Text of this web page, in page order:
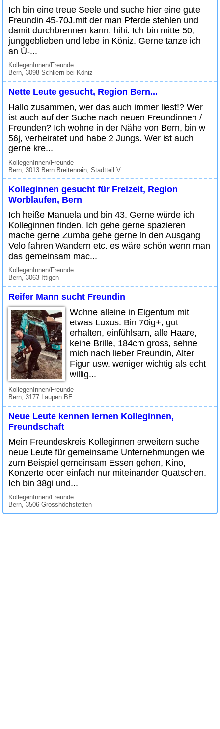
Ich bin eine treue Seele und suche hier eine gute
Freundin 45-70J.mit der man Pferde stehlen und
damit durchbrennen kann, hihi. Ich bin mitte 50,
junggeblieben und lebe in Köniz. Gerne tanze ich
an Ü-...
KollegenInnen/Freunde
Bern, 3098 Schliern bei Köniz
Nette Leute gesucht, Region Bern...
Hallo zusammen, wer das auch immer liest!? Wer
ist auch auf der Suche nach neuen Freundinnen /
Freunden? Ich wohne in der Nähe von Bern, bin w
56j, verheiratet und habe 2 Jungs. Wer ist auch
gerne kre...
KollegenInnen/Freunde
Bern, 3013 Bern Breitenrain, Stadtteil V
Kolleginnen gesucht für Freizeit, Region
Worblaufen, Bern
Ich heiße Manuela und bin 43. Gerne würde ich
Kolleginnen finden. Ich gehe gerne spazieren
mache gerne Zumba gehe gerne in den Ausgang
Velo fahren Wandern etc. es wäre schön wenn man
das gemeinsam mac...
KollegenInnen/Freunde
Bern, 3063 Ittigen
Reifer Mann sucht Freundin
Wohne alleine in Eigentum mit
etwas Luxus. Bin 70ig+, gut
erhalten, einfühlsam, alle Haare,
keine Brille, 184cm gross, sehne
mich nach lieber Freundin, Alter
Figur usw. weniger wichtig als echt
willig...
KollegenInnen/Freunde
Bern, 3177 Laupen BE
Neue Leute kennen lernen Kolleginnen,
Freundschaft
Mein Freundeskreis Kolleginnen erweitern suche
neue Leute für gemeinsame Unternehmungen wie
zum Beispiel gemeinsam Essen gehen, Kino,
Konzerte oder einfach nur miteinander Quatschen.
Ich bin 38gi und...
KollegenInnen/Freunde
Bern, 3506 Grosshöchstetten